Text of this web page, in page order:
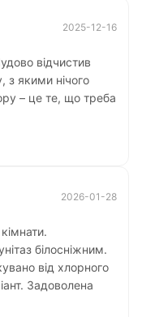
2025-12-16
відчистив
з якими нічого
– це те, що треба
2026-01-28
білосніжним.
від хлорного
Задоволена